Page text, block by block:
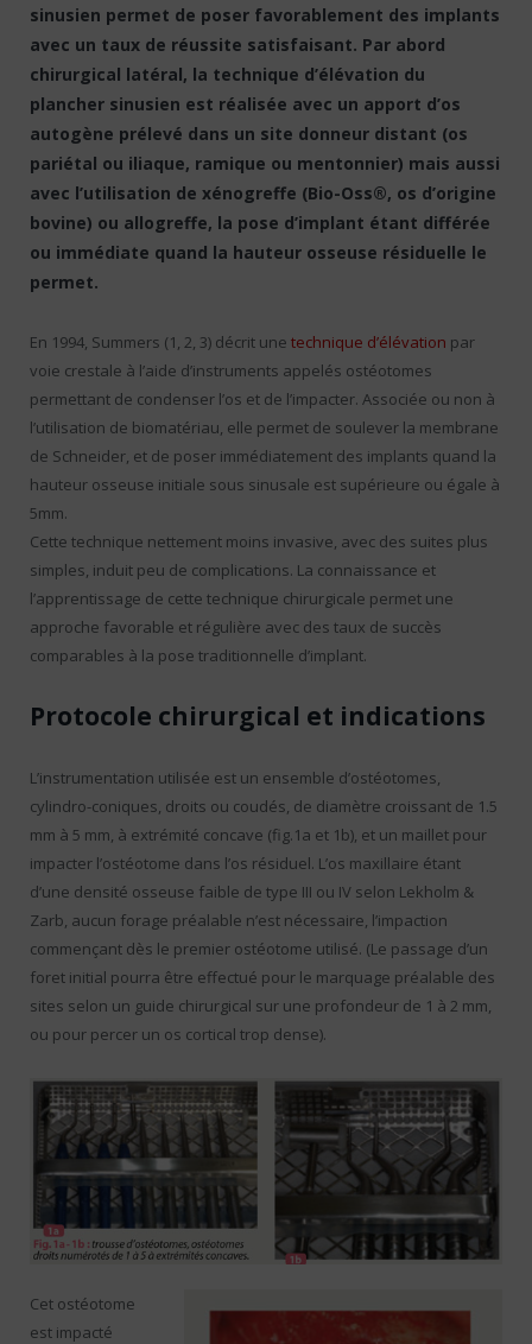
sinusien permet de poser favorablement des implants
avec un taux de réussite satisfaisant. Par abord
chirurgical latéral, la technique d’élévation du
plancher sinusien est réalisée avec un apport d’os
autogène prélevé dans un site donneur distant (os
pariétal ou iliaque, ramique ou mentonnier) mais aussi
avec l’utilisation de xénogreffe (Bio-Oss®, os d’origine
bovine) ou allogreffe, la pose d’implant étant différée
ou immédiate quand la hauteur osseuse résiduelle le
permet.
En 1994, Summers (1, 2, 3) décrit une technique d’élévation par
voie crestale à l’aide d’instruments appelés ostéotomes
permettant de condenser l’os et de l’impacter. Associée ou non à
l’utilisation de biomatériau, elle permet de soulever la membrane
de Schneider, et de poser immédiatement des implants quand la
hauteur osseuse initiale sous sinusale est supérieure ou égale à
5mm.
Cette technique nettement moins invasive, avec des suites plus
simples, induit peu de complications. La connaissance et
l’apprentissage de cette technique chirurgicale permet une
approche favorable et régulière avec des taux de succès
comparables à la pose traditionnelle d’implant.
Protocole chirurgical et indications
L’instrumentation utilisée est un ensemble d’ostéotomes,
cylindro-coniques, droits ou coudés, de diamètre croissant de 1.5
mm à 5 mm, à extrémité concave (fig.1a et 1b), et un maillet pour
impacter l’ostéotome dans l’os résiduel. L’os maxillaire étant
d’une densité osseuse faible de type III ou IV selon Lekholm &
Zarb, aucun forage préalable n’est nécessaire, l’impaction
commençant dès le premier ostéotome utilisé. (Le passage d’un
foret initial pourra être effectué pour le marquage préalable des
sites selon un guide chirurgical sur une profondeur de 1 à 2 mm,
ou pour percer un os cortical trop dense).
Cet ostéotome
est impacté